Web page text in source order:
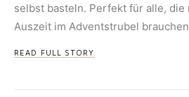
selbst basteln. Perfekt für alle, die
Auszeit im Adventstrubel
READ FULL STORY